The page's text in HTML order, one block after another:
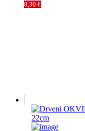
8,30 €